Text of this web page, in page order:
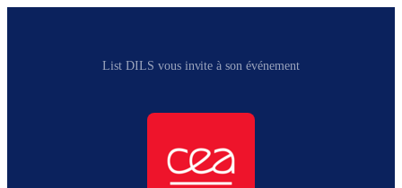
List DILS vous invite à son événement